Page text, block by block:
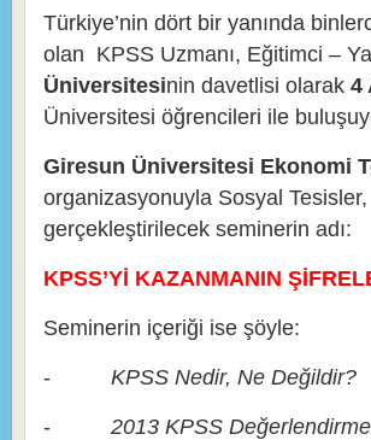
Türkiye’nin dört bir yanında
olan KPSS Uzmanı, Eğitimci –
Üniversitesinin davetlisi olarak 4
Üniversitesi öğrencileri ile
Giresun Üniversitesi Ekonomi
organizasyonuyla Sosyal
gerçekleştirilecek seminerin adı:
KPSS’Yİ KAZANMANIN
Seminerin içeriği ise şöyle:
- KPSS Nedir, Ne Değildir?
- 2013 KPSS